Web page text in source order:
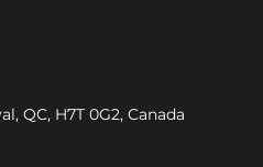
QC, H7T 0G2, Canada